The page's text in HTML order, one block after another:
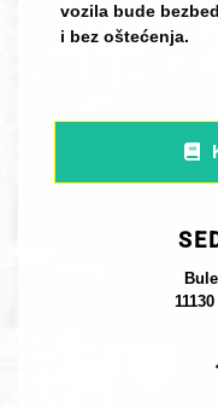
vozila bude
i bez oštećenja.